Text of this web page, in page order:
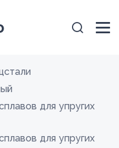
для упругих
для упругих